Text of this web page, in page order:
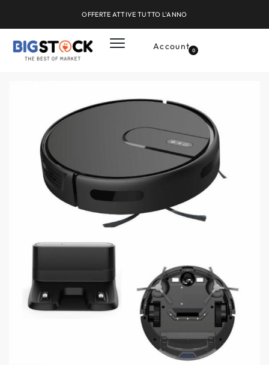
OFFERTE ATTIVE TUTTO L'ANNO
Account 0